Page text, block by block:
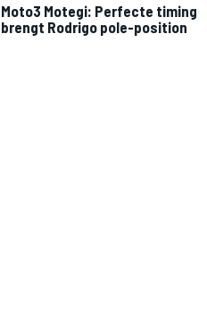
Moto3 Motegi: Perfecte timing
brengt Rodrigo pole-position